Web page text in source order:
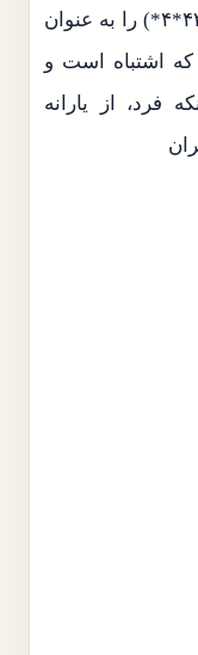
استفاده از کد دستوری (#کد ملی*۴۳۸۵۷*۴*) را به عنوان
که اشتباه است و
فرد، از یارانه